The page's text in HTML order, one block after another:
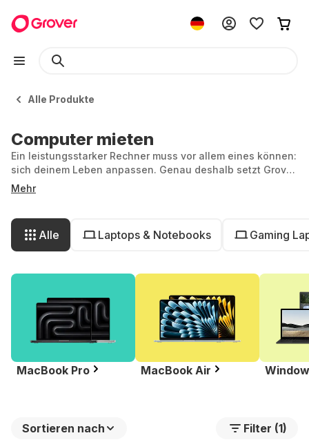
Alle Produkte
Computer mieten
Ein leistungsstarker Rechner muss vor allem eines können:
sich deinem Leben anpassen. Genau deshalb setzt Grover
auf Miete statt Kauf. Du bekommst moderne
Computertechnik genau dann, wenn du sie brauchst, und
Mehr
Alle Laptops & Notebooks Gaming
MacBook Pro MacBook Air
Sortieren nach Filter (1)